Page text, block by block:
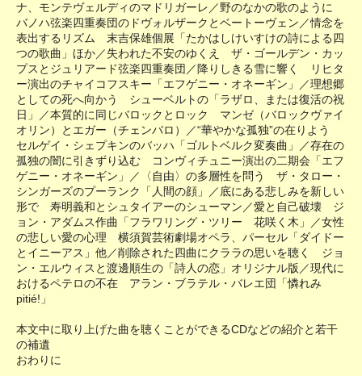
ナ、モンテヴェルディのマドリガーレ／野のなかの歌のように
バノハ弦楽四重奏団のドヴォルザークとベートーヴェン／情念を
表出するリズム 末吉保雄個展「たかはしけいすけの詩による四
つの歌曲」ほか／失われた不安のゆくえ ザ・ゴールデン・カッ
プスとジュリアード弦楽四重奏団／降りしきる雪に響く リヒタ
ー演出のチャイコフスキー「エフゲニー・オネーギン」／理想郷
としての死へ向かう シューベルトの「ラザロ、または復活の祝
日」／本質的に同じバロックとロック マンゼ（バロックヴァイ
オリン）とエガー（チェンバロ）／“華やかな孤独”の在りよう
セルゲイ・シェプキンのバッハ「ゴルトベルク変奏曲」／存在の
孤独の闇に引きずり込む コンヴィチュニー演出の二期会「エフ
ゲニー・オネーギン」／〈自由〉の多層性を問う ザ・タロー・
シンガーズのプーランク「人間の顔」／底にある悲しみを新しい
形で 寿明義和とシュタイアーのシューマン／愛と自己破壊 ジ
ョン・アダムス作曲「フラワリング・ツリー 花咲く木」／女性
の悲しい愛の心理 横須賀芸術劇場オペラ、パーセル「ダイドー
とイニーアス」他／削除された四曲にクララの思いを聴く ジョ
ン・エルウィスと渡邊順生の「詩人の恋」オリジナル版／現代に
おけるペテロの不在 アラン・ブラテル・バレエ団「憐れみ
pitié!」
本文中に取り上げた曲を聴くことができるCDなどの紹介と若干
の補遺
おわりに